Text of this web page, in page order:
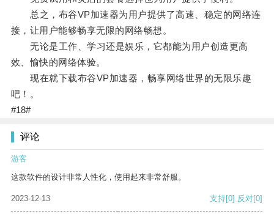
总之，布谷VP加速器为用户提供了高速、稳定的网络连
接，让用户能够畅享无限的网络畅想。
无论是工作、学习还是娱乐，它都能为用户创造更高
效、愉快的网络体验。
现在就下载布谷VP加速器，畅享网络世界的无限乐趣
吧！。
#18#
评论
游客
这款软件的设计非常人性化，使用起来非常舒服。
2023-12-13 支持[0] 反对[0]